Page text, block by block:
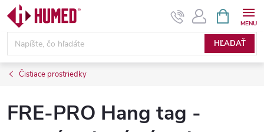
Prejsť
obsah
HĽADAŤ
KOŠÍK
Čistiace prostriedky
FRE-PRO Hang tag -